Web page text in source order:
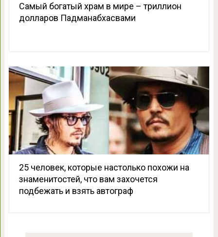
Самый богатый храм в мире – триллион
долларов Падманабхасвами
25 человек, которые настолько похожи на
знаменитостей, что вам захочется
подбежать и взять автограф